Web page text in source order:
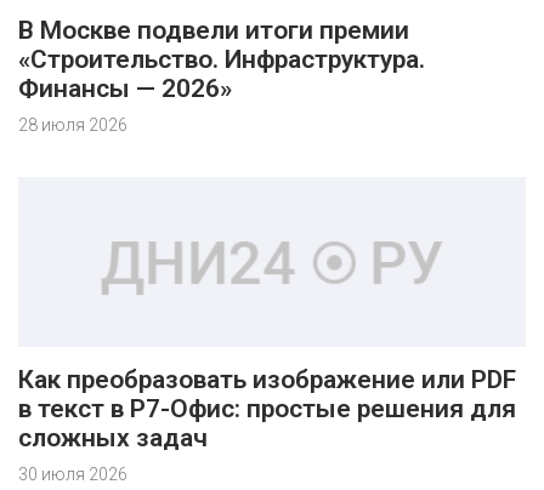
В Москве подвели итоги премии
«Строительство. Инфраструктура.
Финансы — 2026»
28 июля 2026
Как преобразовать изображение или PDF
в текст в Р7-Офис: простые решения для
сложных задач
30 июля 2026